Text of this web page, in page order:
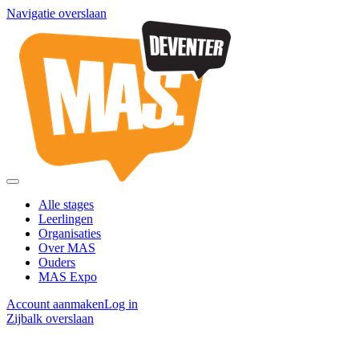
Navigatie overslaan
Alle stages
Leerlingen
Organisaties
Over MAS
Ouders
MAS Expo
Account aanmakenLog in
Zijbalk overslaan